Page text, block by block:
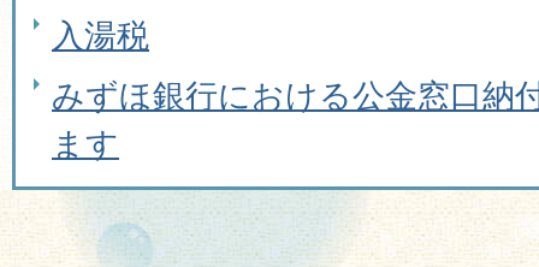
入湯税
みずほ銀行における公金窓口納
ます